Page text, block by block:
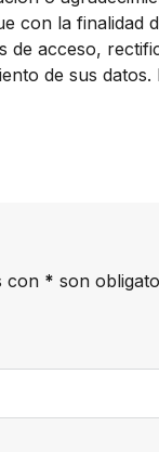
con la finalidad
de acceso,
de sus
con * son